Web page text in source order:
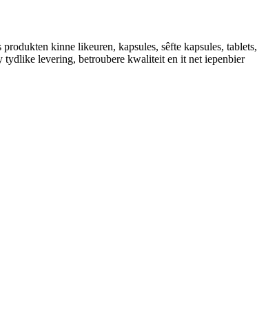
kinne likeuren, kapsules, sêfte kapsules, tablets,
​​tydlike levering, betroubere kwaliteit en it net iepenbier